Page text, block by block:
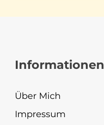
Informationen
Über Mich
Impressum